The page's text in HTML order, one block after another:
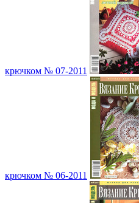
крючком № 07-2011
крючком № 06-2011